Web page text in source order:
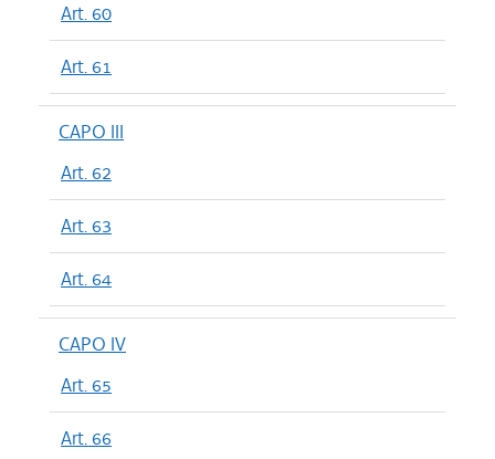
Art. 60
Art. 61
CAPO III
Art. 62
Art. 63
Art. 64
CAPO IV
Art. 65
Art. 66